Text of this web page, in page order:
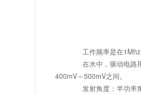
工作频率是在
在水中，驱动电路
400mV～500mV之间。
发射角度：半功率